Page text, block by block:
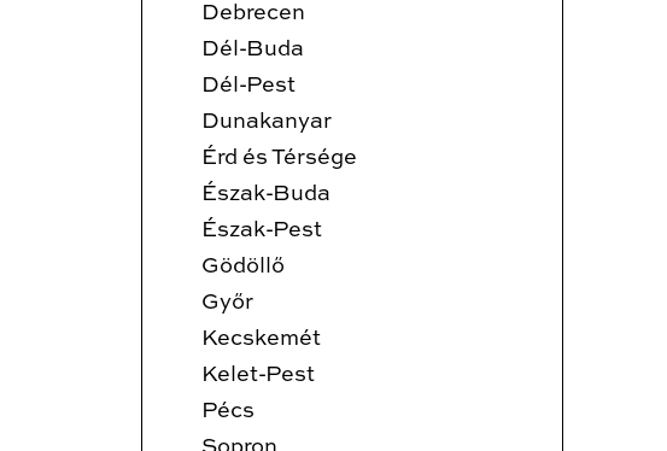
Debrecen
Dél-Buda
Dél-Pest
Dunakanyar
Érd és Térsége
Észak-Buda
Észak-Pest
Gödöllő
Győr
Kecskemét
Kelet-Pest
Pécs